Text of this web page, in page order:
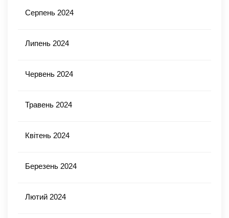
Серпень 2024
Липень 2024
Червень 2024
Травень 2024
Квітень 2024
Березень 2024
Лютий 2024